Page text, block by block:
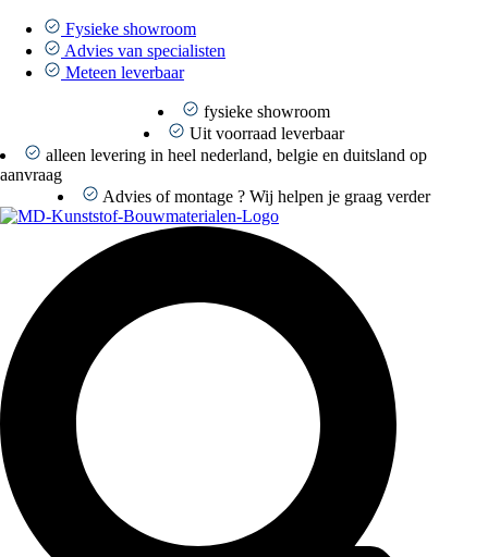
naar
inhoud
Fysieke showroom
Advies van specialisten
Meteen leverbaar
fysieke showroom
Uit voorraad leverbaar
alleen levering in heel nederland, belgie en duitsland op
aanvraag
Advies of montage ? Wij helpen je graag verder